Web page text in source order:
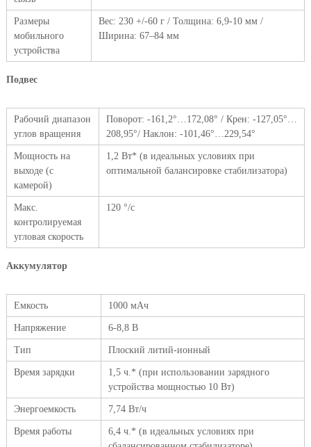
Размеры
мобильного
устройства
Вес: 230 +/-60 г / Толщина: 6,9-10 мм /
Ширина: 67–84 мм
Подвес
Рабочий диапазон
углов вращения
Поворот: -161,2°…172,08° / Крен: -127,05°…
208,95°/ Наклон: -101,46°…229,54°
Мощность на
выходе (с
камерой)
1,2 Вт* (в идеальных условиях при
оптимальной балансировке стабилизатора)
Макс.
контролируемая
угловая скорость
120 °/с
Аккумулятор
Емкость 1000 мАч
Напряжение 6-8,8 В
Тип Плоский литий-ионный
Время зарядки
1,5 ч.* (при использовании зарядного
устройства мощностью 10 Вт)
Энергоемкость 7,74 Вт/ч
Время работы
6,4 ч.* (в идеальных условиях при